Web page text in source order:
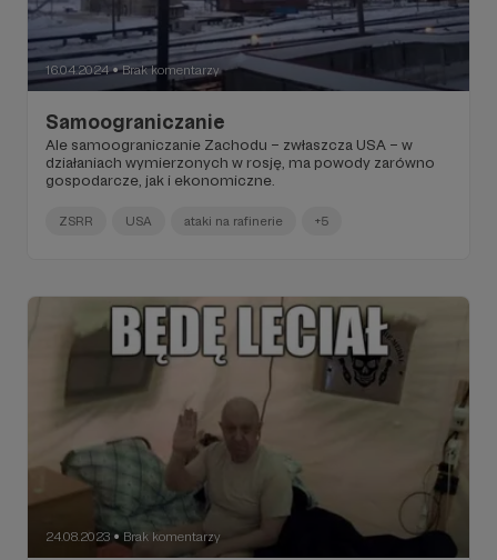
16.04.2024 ● Brak komentarzy
Samoograniczanie
Ale samoograniczanie Zachodu – zwłaszcza USA – w
działaniach wymierzonych w rosję, ma powody zarówno
gospodarcze, jak i ekonomiczne.
ZSRR USA ataki na rafinerie +5
24.08.2023 ● Brak komentarzy